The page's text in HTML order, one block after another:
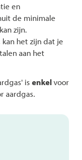
en
de minimale
zijn.
het zijn dat je
aan het
is enkelvoor
aardgas.